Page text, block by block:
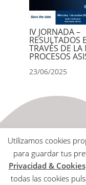
IV JORNADA –
RESULTADOS
TRAVÉS DE LA
PROCESOS
23/06/2025
Utilizamos cookies
para guardar tus
Privacidad & Cookies
todas las cookies